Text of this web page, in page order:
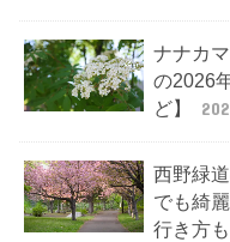
ナナカ
の2026
ど】
西野緑
でも綺
行き方も